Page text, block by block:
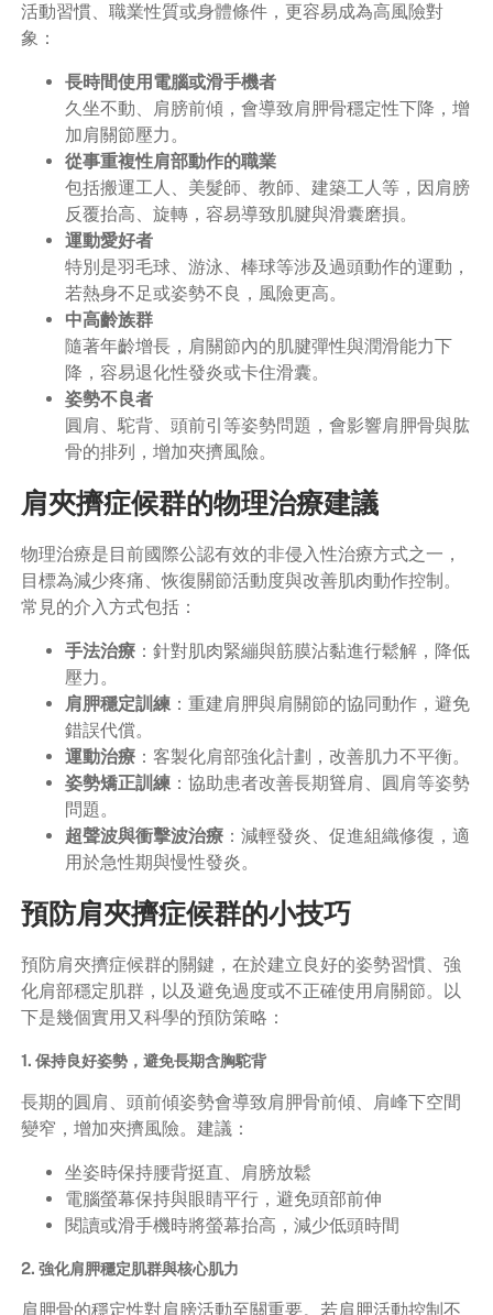
活動習慣、職業性質或身體條件，更容易成為高風險對
象：
長時間使用電腦或滑手機者
久坐不動、肩膀前傾，會導致肩胛骨穩定性下降，增
加肩關節壓力。
從事重複性肩部動作的職業
包括搬運工人、美髮師、教師、建築工人等，因肩膀
反覆抬高、旋轉，容易導致肌腱與滑囊磨損。
運動愛好者
特別是羽毛球、游泳、棒球等涉及過頭動作的運動，
若熱身不足或姿勢不良，風險更高。
中高齡族群
隨著年齡增長，肩關節內的肌腱彈性與潤滑能力下
降，容易退化性發炎或卡住滑囊。
姿勢不良者
圓肩、駝背、頭前引等姿勢問題，會影響肩胛骨與肱
骨的排列，增加夾擠風險。
肩夾擠症候群的物理治療建議
物理治療是目前國際公認有效的非侵入性治療方式之一，
目標為減少疼痛、恢復關節活動度與改善肌肉動作控制。
常見的介入方式包括：
手法治療：針對肌肉緊繃與筋膜沾黏進行鬆解，降低
壓力。
肩胛穩定訓練：重建肩胛與肩關節的協同動作，避免
錯誤代償。
運動治療：客製化肩部強化計劃，改善肌力不平衡。
姿勢矯正訓練：協助患者改善長期聳肩、圓肩等姿勢
問題。
超聲波與衝擊波治療：減輕發炎、促進組織修復，適
用於急性期與慢性發炎。
預防肩夾擠症候群的小技巧
預防肩夾擠症候群的關鍵，在於建立良好的姿勢習慣、強
化肩部穩定肌群，以及避免過度或不正確使用肩關節。以
下是幾個實用又科學的預防策略：
1. 保持良好姿勢，避免長期含胸駝背
長期的圓肩、頭前傾姿勢會導致肩胛骨前傾、肩峰下空間
變窄，增加夾擠風險。建議：
坐姿時保持腰背挺直、肩膀放鬆
電腦螢幕保持與眼睛平行，避免頭部前伸
閱讀或滑手機時將螢幕抬高，減少低頭時間
2. 強化肩胛穩定肌群與核心肌力
肩胛骨的穩定性對肩膀活動至關重要。若肩胛活動控制不